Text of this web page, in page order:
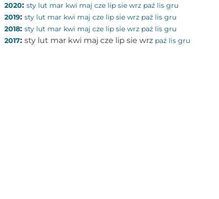
2020: sty lut mar kwi maj cze lip sie wrz paź lis gru
2019: sty lut mar kwi maj cze lip sie wrz paź lis gru
2018: sty lut mar kwi maj cze lip sie wrz paź lis gru
2017: sty lut mar kwi maj cze lip sie wrz paź lis gru